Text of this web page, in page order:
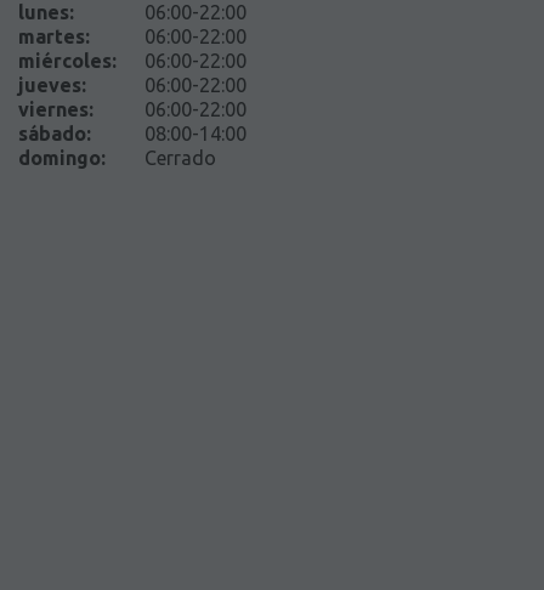
lunes:
06:00-22:00
martes:
06:00-22:00
miércoles:
06:00-22:00
jueves:
06:00-22:00
viernes:
06:00-22:00
sábado:
08:00-14:00
domingo: Cerrado